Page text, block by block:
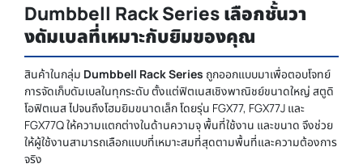
Dumbbell Rack Series เลือกชั้นวา
งดัมเบลที่เหมาะกับยิมของคุณ
สินค้าในกลุ่ม Dumbbell Rack Series ถูกออกแบบมาเพื่อตอบโจทย์
การจัดเก็บดัมเบลในทุกระดับ ตั้งแต่ฟิตเนสเชิงพาณิชย์ขนาดใหญ่ สตูดิ
โอฟิตเนส ไปจนถึงโฮมยิมขนาดเล็ก โดยรุ่น FGX77, FGX77J และ
FGX77Q ให้ความแตกต่างในด้านความจุ พื้นที่ใช้งาน และขนาด จึงช่วย
ให้ผู้ใช้งานสามารถเลือกแบบที่เหมาะสมที่สุดตามพื้นที่และความต้องการ
จริง